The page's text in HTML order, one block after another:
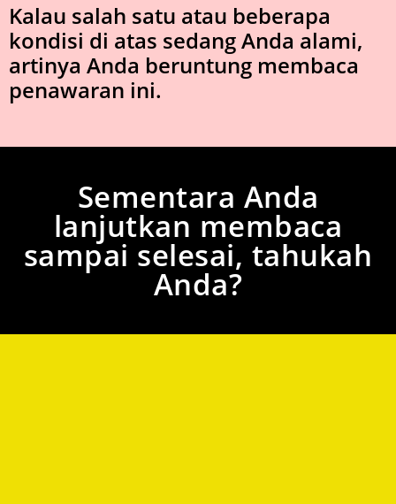
Kalau salah satu atau beberapa
kondisi di atas sedang Anda alami,
artinya Anda beruntung membaca
penawaran ini.
Sementara Anda
lanjutkan membaca
sampai selesai, tahukah
Anda?